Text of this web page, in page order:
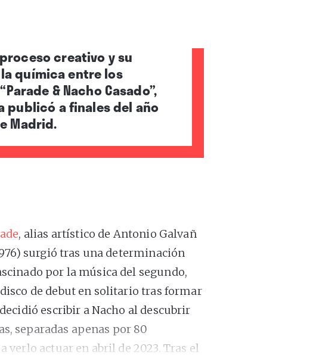
creativo y su
química entre los
& Nacho Casado”,
publicó a finales del año
Madrid.
, alias artístico de Antonio Galvañ
surgió tras una determinación
por la música del segundo,
disco de debut en solitario tras formar
escribir a Nacho al descubrir
separadas apenas por 80
verlo actuar en abril de 2023. Tras el